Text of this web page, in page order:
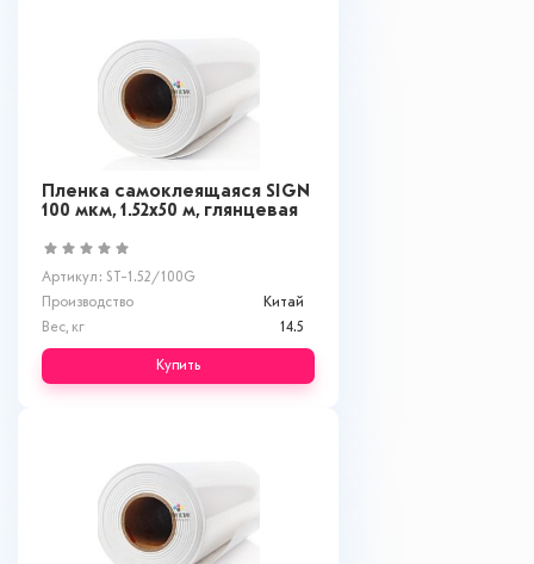
Пленка самоклеящаяся SIGN
100 мкм, 1.52x50 м, глянцевая
Артикул: ST-1.52/100G
Производство
Китай
Вес, кг
14.5
Купить